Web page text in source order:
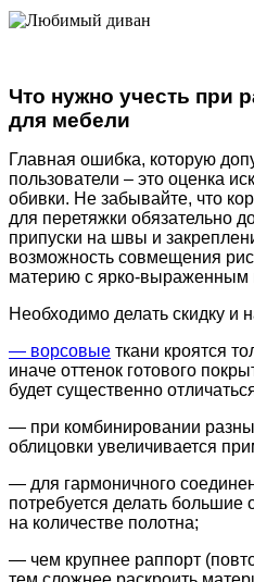
Что нужно учесть при
для мебели
Главная ошибка, которую
пользователи – это оценка
обивки. Не забывайте, что
для перетяжки обязательно
припуски на швы и
возможность совмещения
материю с ярко-выраженным
Необходимо делать скидку и
— ворсовые ткани кроятся
иначе оттенок готового
будет существенно
— при комбинировании
облицовки увеличивается
— для гармоничного
потребуется делать большие
на количестве полотна;
— чем крупнее раппорт